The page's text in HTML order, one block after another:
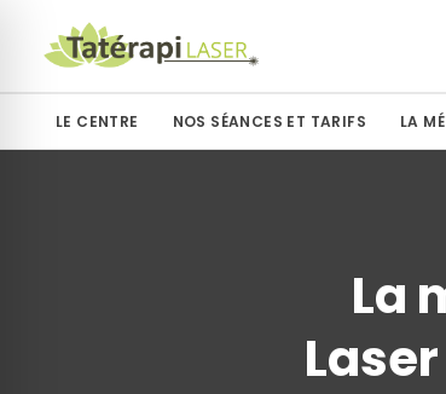
LE CENTRE NOS SÉANCES ET TARIFS LA
La